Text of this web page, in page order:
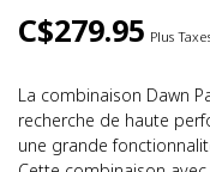
C$279.95 Plus
La combinaison Dawn
recherche de haute
une grande